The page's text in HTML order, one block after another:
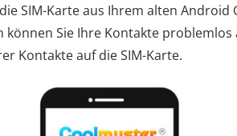
SIM-Karte aus Ihrem alten
können Sie Ihre Kontakte
Kontakte auf die SIM-Karte.